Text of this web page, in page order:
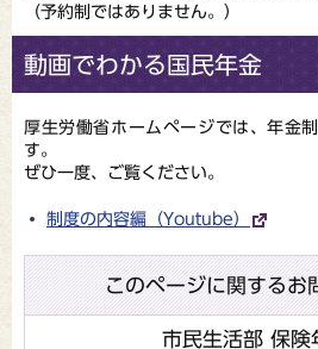
（予約制ではありません。）
動画でわかる国民年金
厚生労働省ホームページでは、年金
す。
ぜひ一度、ご覧ください。
制度の内容編（Youtube）
このページに関するお
市民生活部 保険